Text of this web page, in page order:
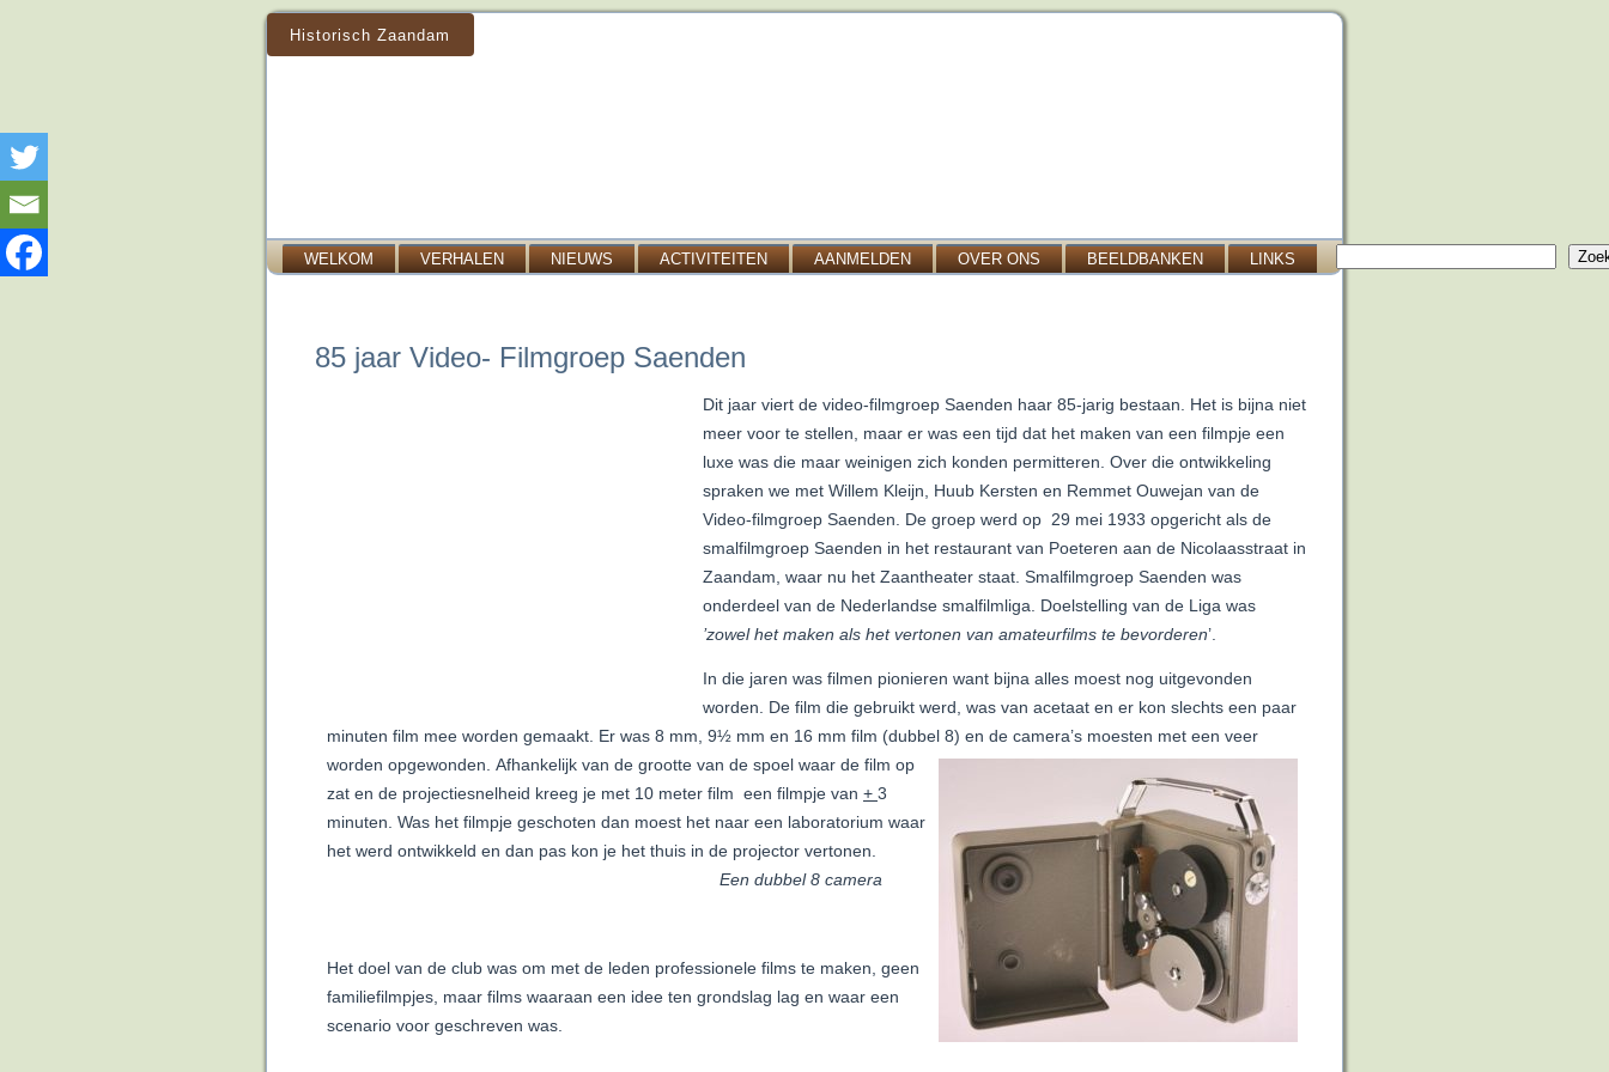
Historisch Zaandam
WELKOM VERHALEN NIEUWS ACTIVITEITEN AANMELDEN OVER ONS BEELDBANKEN LINKS
85 jaar Video- Filmgroep Saenden
Dit jaar viert de video-filmgroep Saenden haar 85-jarig bestaan. Het is bijna niet
meer voor te stellen, maar er was een tijd dat het maken van een filmpje een
luxe was die maar weinigen zich konden permitteren. Over die ontwikkeling
spraken we met Willem Kleijn, Huub Kersten en Remmet Ouwejan van de
Video-filmgroep Saenden. De groep werd op 29 mei 1933 opgericht als de
smalfilmgroep Saenden in het restaurant van Poeteren aan de Nicolaasstraat in
Zaandam, waar nu het Zaantheater staat. Smalfilmgroep Saenden was
onderdeel van de Nederlandse smalfilmliga. Doelstelling van de Liga was
’zowel het maken als het vertonen van amateurfilms te bevorderen’.
In die jaren was filmen pionieren want bijna alles moest nog uitgevonden
worden. De film die gebruikt werd, was van acetaat en er kon slechts een paar
minuten film mee worden gemaakt. Er was 8 mm, 9½ mm en 16 mm film (dubbel 8) en de camera’s moesten met een veer
worden opgewonden. Afhankelijk van de grootte van de spoel waar de film op
zat en de projectiesnelheid kreeg je met 10 meter film een filmpje van + 3
minuten. Was het filmpje geschoten dan moest het naar een laboratorium waar
het werd ontwikkeld en dan pas kon je het thuis in de projector vertonen.
Een dubbel 8 camera
Het doel van de club was om met de leden professionele films te maken, geen
familiefilmpjes, maar films waaraan een idee ten grondslag lag en waar een
scenario voor geschreven was.